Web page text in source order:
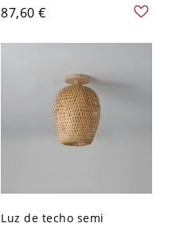
de Jaula de Ratán Natural
para Iluminación
Ambiental Cálida -
87,60 €
Luz de techo semi